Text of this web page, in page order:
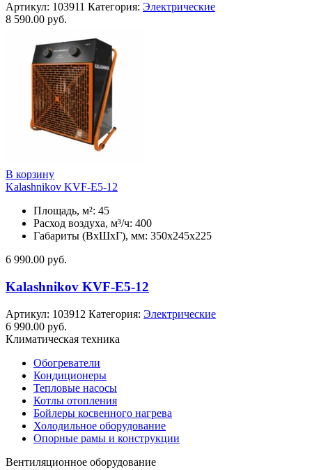
Артикул: 103911 Категория: Электрические
8 590.00 руб.
В корзину
Kalashnikov KVF-E5-12
Площадь, м²: 45
Расход воздуха, м³/ч: 400
Габариты (ВхШхГ), мм: 350x245x225
6 990.00 руб.
Kalashnikov KVF-E5-12
Артикул: 103912 Категория: Электрические
6 990.00 руб.
Климатическая техника
Обогреватели
Кондиционеры
Тепловые насосы
Котлы отопления
Бойлеры косвенного нагрева
Холодильное оборудование
Опорные рамы и конструкции
Вентиляционное оборудование